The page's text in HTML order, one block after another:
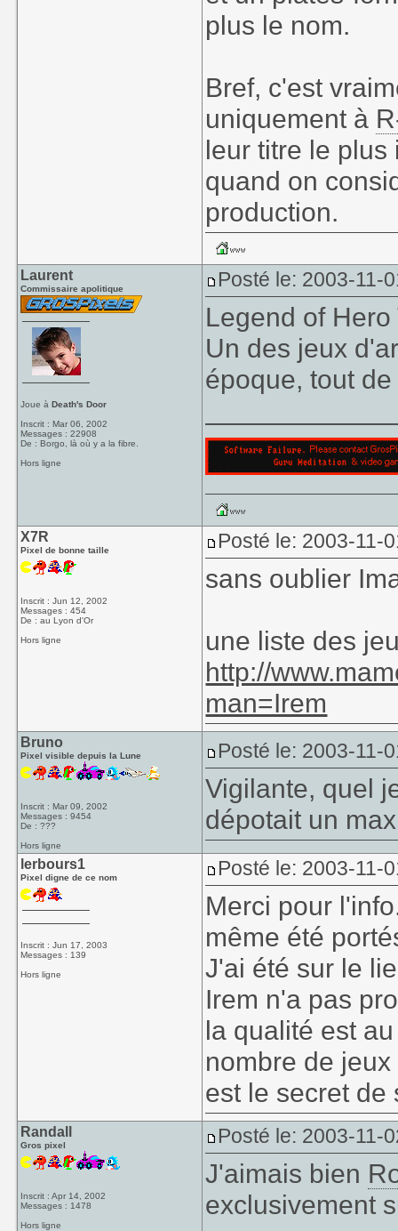
plus le nom.
Bref, c'est
uniquement à
leur titre le plus
quand on
production.
Laurent
Commissaire apolitique
Joue àDeath's Door
Inscrit : Mar 06, 2002
Messages : 22908
De : Borgo, là où y a la fibre.
Hors ligne
Posté le: 2003-11-
Legend of
Un des jeux
époque, tout
X7R
Pixel de bonne taille
Inscrit : Jun 12, 2002
Messages : 454
De : au Lyon d'Or
Hors ligne
Posté le: 2003-11-
sans oublier
une liste des
http://
man=Irem
Bruno
Pixel visible depuis la Lune
Inscrit : Mar 09, 2002
Messages : 9454
De : ???
Hors ligne
Posté le: 2003-11-
Vigilante, quel
dépotait un
lerbours1
Pixel digne de ce nom
Inscrit : Jun 17, 2003
Messages : 139
Hors ligne
Posté le: 2003-11-
Merci pour
même été
J'ai été sur le
Irem n'a pas
la qualité est
nombre de
est le secret de
Randall
Gros pixel
Inscrit : Apr 14, 2002
Messages : 1478
Hors ligne
Posté le: 2003-11-
J'aimais bien
exclusivement